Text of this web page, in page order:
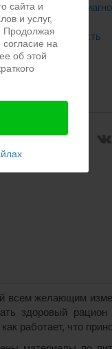
пилори -
недостаточность
желающим
здоровый
работает, что
сайта и
и услуг,
Продолжая
согласие на
об этой